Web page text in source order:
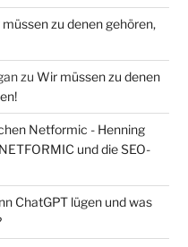
zu denen gehören,
zu Wir müssen zu denen
Netformic - Henning
NETFORMIC und die SEO-
ChatGPT lügen und was